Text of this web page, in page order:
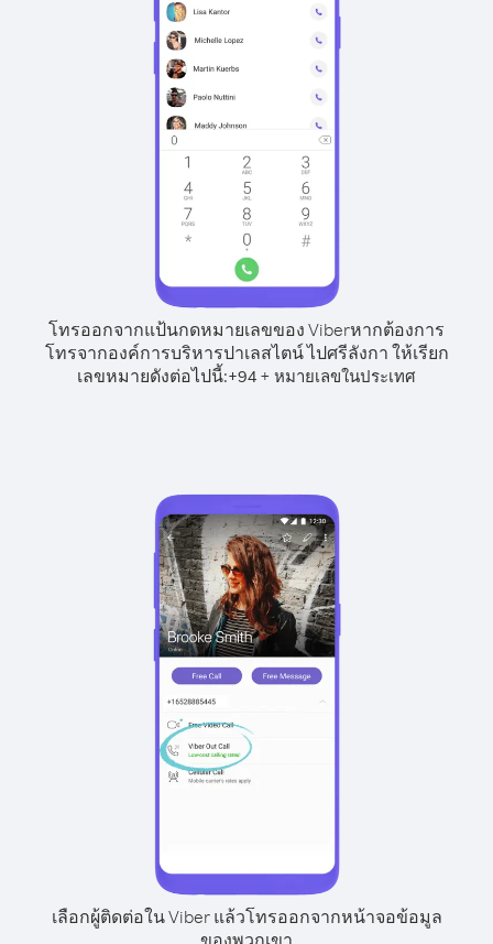
โทรออกจากแป้นกดหมายเลขของ Viberหากต้องการ
โทรจากองค์การบริหารปาเลสไตน์ ไปศรีลังกา ให้เรียก
เลขหมายดังต่อไปนี้:+94 + หมายเลขในประเทศ
เลือกผู้ติดต่อใน Viber แล้วโทรออกจากหน้าจอข้อมูล
ของพวกเขา